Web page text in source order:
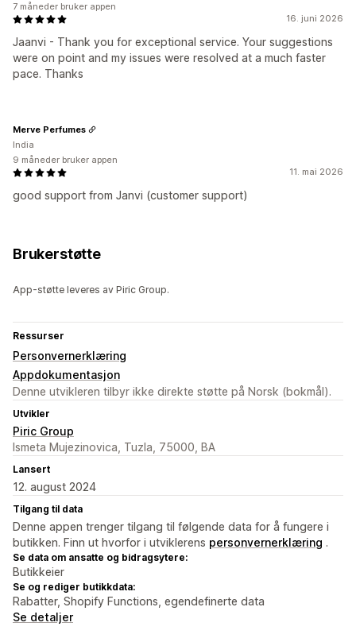
16. juni 2026
Jaanvi - Thank you for exceptional service. Your suggestions
were on point and my issues were resolved at a much faster
pace. Thanks
7 måneder bruker appen
11. mai 2026
good support from Janvi (customer support)
Merve Perfumes
India
9 måneder bruker appen
Brukerstøtte
App-støtte leveres av Piric Group.
Ressurser
Personvernerklæring
Appdokumentasjon
Denne utvikleren tilbyr ikke direkte støtte på Norsk (bokmål).
Utvikler
Piric Group
Ismeta Mujezinovica, Tuzla, 75000, BA
Lansert
12. august 2024
Tilgang til data
Denne appen trenger tilgang til følgende data for å fungere i
butikken. Finn ut hvorfor i utviklerens personvernerklæring .
Se data om ansatte og bidragsytere:
Butikkeier
Se og rediger butikkdata:
Rabatter, Shopify Functions, egendefinerte data
Se detaljer